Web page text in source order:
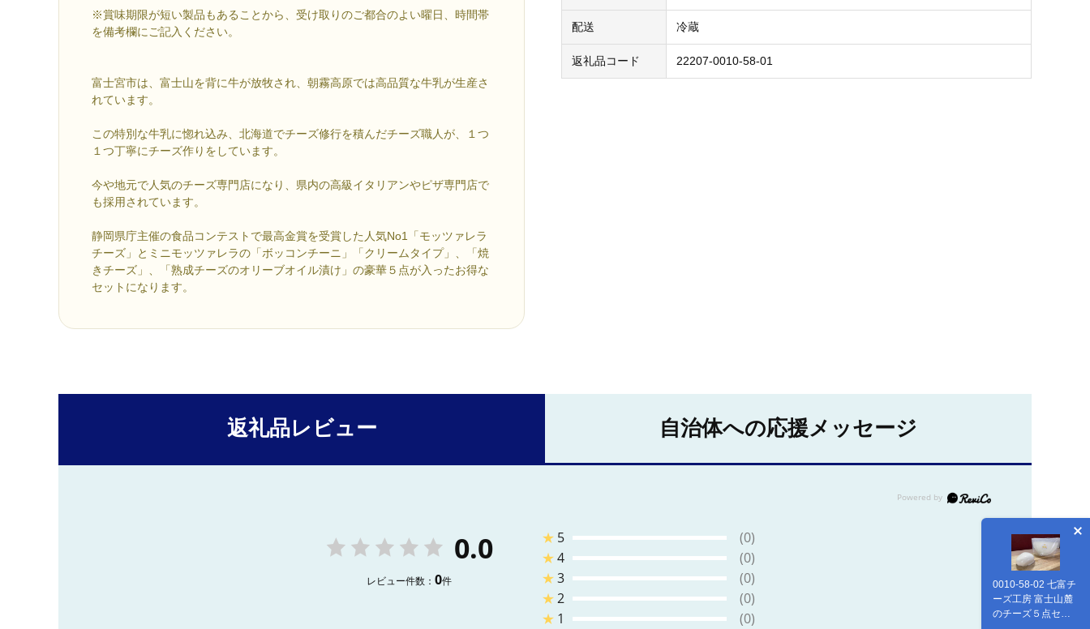
※賞味期限が短い製品もあることから、受け取りのご都合のよい曜日、時間帯
を備考欄にご記入ください。
富士宮市は、富士山を背に牛が放牧され、朝霧高原では高品質な牛乳が生産さ
れています。
この特別な牛乳に惚れ込み、北海道でチーズ修行を積んだチーズ職人が、１つ
１つ丁寧にチーズ作りをしています。
今や地元で人気のチーズ専門店になり、県内の高級イタリアンやピザ専門店で
も採用されています。
静岡県庁主催の食品コンテストで最高金賞を受賞した人気No1「モッツァレラ
チーズ」とミニモッツァレラの「ボッコンチーニ」「クリームタイプ」、「焼
きチーズ」、「熟成チーズのオリーブオイル漬け」の豪華５点が入ったお得な
セットになります。
0010-58-02 七富チ
ーズ工房 富士山麓
のチーズ５点セッ
配送 冷蔵
返礼品コード 22207-0010-58-01
返礼品レビュー 自治体への応援メッセージ
0.0
レビュー件数： 0件
★ 5
(0)
★4
(0)
★3
(0)
★2
(0)
★ 1 (0)